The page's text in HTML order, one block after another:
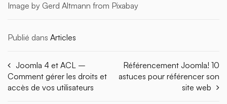
Image by Gerd Altmann from Pixabay
Publié dans Articles
Joomla 4 et ACL –
Comment gérer les droits et
accès de vos utilisateurs
Référencement Joomla! 10
astuces pour référencer son
site web